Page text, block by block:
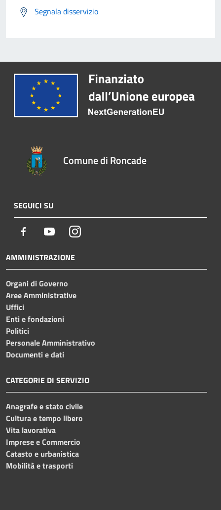
Segnala disservizio
Comune di Roncade
SEGUICI SU
Facebook YoutubeInstagram
AMMINISTRAZIONE
Organi di Governo
Aree Amministrative
Uffici
Enti e fondazioni
Politici
Personale Amministrativo
Documenti e dati
CATEGORIE DI SERVIZIO
Anagrafe e stato civile
Cultura e tempo libero
Vita lavorativa
Imprese e Commercio
Catasto e urbanistica
Mobilità e trasporti